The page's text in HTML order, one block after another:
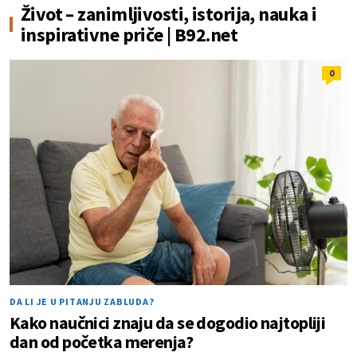
Život – zanimljivosti, istorija, nauka i
inspirativne priče | B92.net
0
DA LI JE U PITANJU ZABLUDA?
Kako naučnici znaju da se dogodio najtopliji
dan od početka merenja?